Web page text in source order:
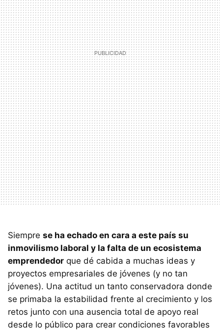
Siempre se ha echado en cara a este país su
inmovilismo laboral y la falta de un ecosistema
emprendedor que dé cabida a muchas ideas y
proyectos empresariales de jóvenes (y no tan
jóvenes). Una actitud un tanto conservadora donde
se primaba la estabilidad frente al crecimiento y los
retos junto con una ausencia total de apoyo real
desde lo público para crear condiciones favorables